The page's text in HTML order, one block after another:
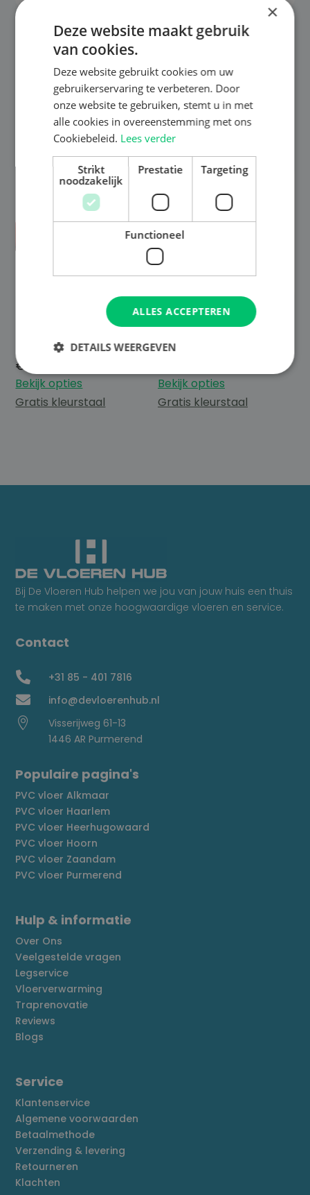
Ondervloer Groene
Platen – Incl.
Vochtscherm
26,97
Bekijk opties
Gratis kleurstaal
Ondervloer – Heat-
€102,97
Bekijk opties
Gratis kleurstaal
RedFloor 10 dB
€
Bekijk opties
Gratis kleurstaal
Ondervloer tape –
Aluminium
Bekijk opties
Gratis kleurstaal
Bij De Vloeren Hub helpen we jou van jouw huis een thuis
te maken met onze hoogwaardige vloeren en service.
Contact
 +31 85 - 401 7816
 info@devloerenhub.nl

Visserijweg 61-13
1446 AR Purmerend
Populaire pagina's
PVC vloer Alkmaar
PVC vloer Haarlem
PVC vloer Heerhugowaard
PVC vloer Hoorn
PVC vloer Zaandam
PVC vloer Purmerend
Hulp & informatie
Over Ons
Veelgestelde vragen
Legservice
Vloerverwarming
Traprenovatie
Reviews
Blogs
Service
Klantenservice
Algemene voorwaarden
Betaalmethode
Verzending & levering
Retourneren
Klachten
×
Deze website maakt gebruik
van cookies.
Deze website gebruikt cookies om uw
gebruikerservaring te verbeteren. Door
onze website te gebruiken, stemt u in met
alle cookies in overeenstemming met ons
Cookiebeleid. Lees verder
Strikt
noodzakelijk
Prestatie Targeting
Functioneel
ALLES ACCEPTEREN
DETAILS WEERGEVEN